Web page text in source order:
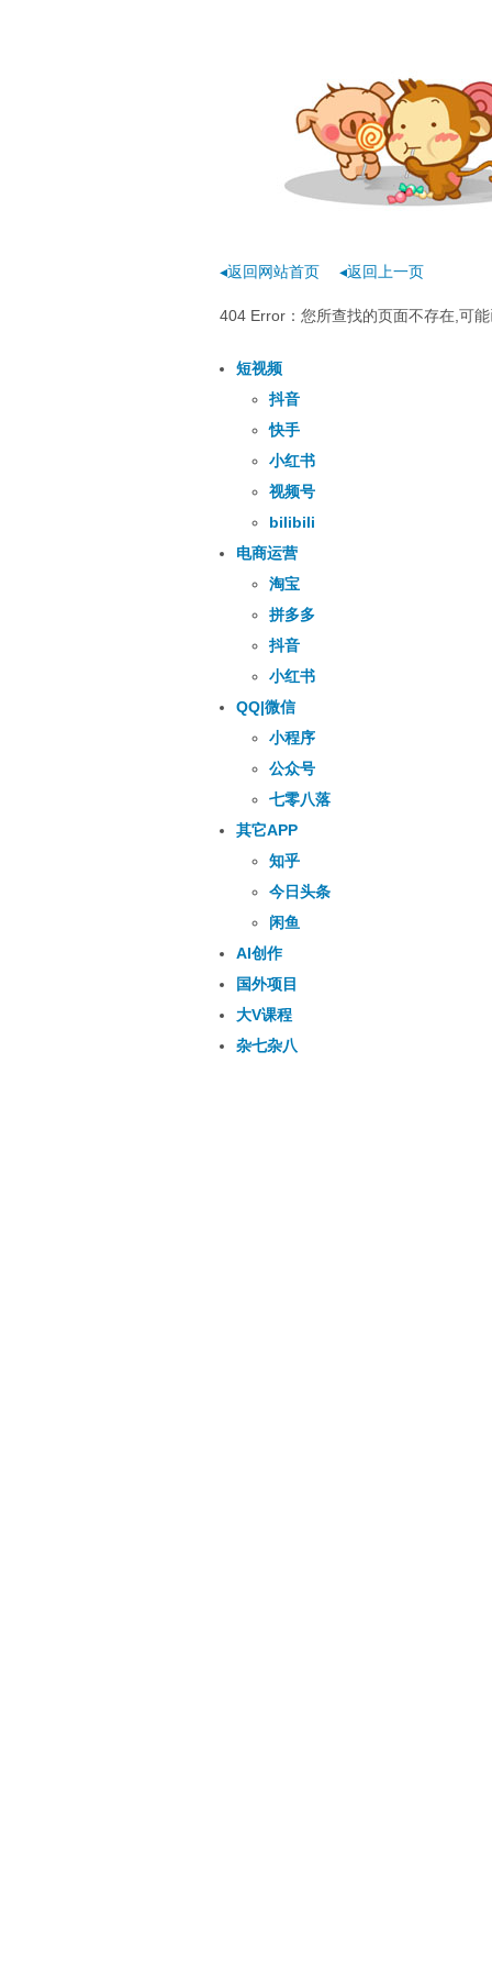
◂返回网站首页 ◂返回上一页
404 Error：您所查找的页面不存在,可
短视频
抖音
快手
小红书
视频号
bilibili
电商运营
淘宝
拼多多
抖音
小红书
QQ|微信
小程序
公众号
七零八落
其它APP
知乎
今日头条
闲鱼
AI创作
国外项目
大V课程
杂七杂八